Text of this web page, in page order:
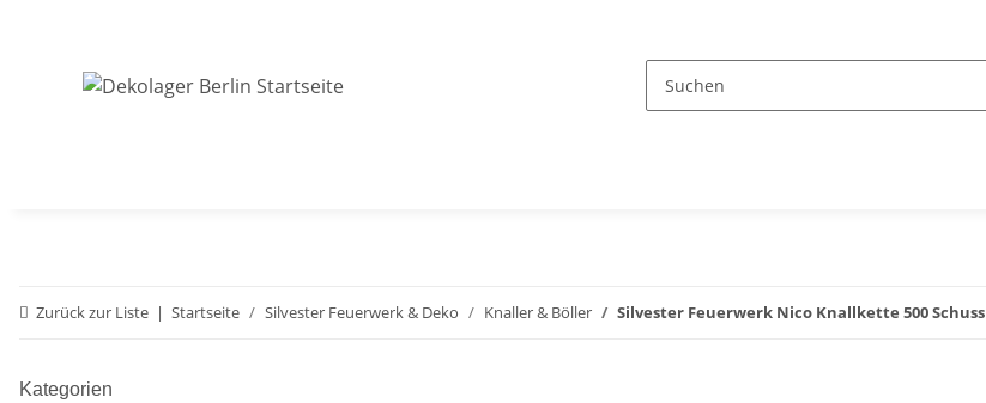
Zurück zur Liste Startseite Silvester Feuerwerk & Deko Knaller & Böller Silvester Feuerwerk Nico Knallkette 500 Schuss
Kategorien